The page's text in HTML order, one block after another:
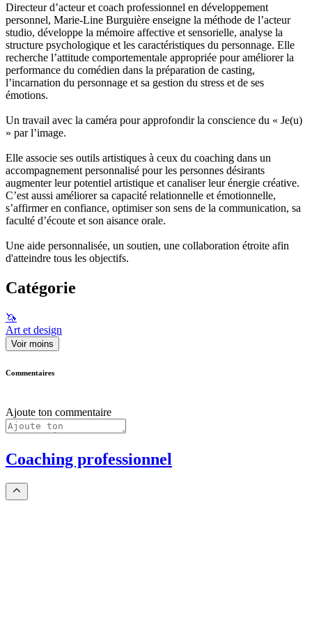
Directeur d’acteur et coach professionnel en développement
personnel, Marie-Line Burguière enseigne la méthode de l’acteur
studio, développe la mémoire affective et sensorielle, analyse la
structure psychologique et les caractéristiques du personnage. Elle
recherche l’attitude comportementale appropriée pour améliorer la
performance du comédien dans la préparation de casting,
l’incarnation du personnage et sa gestion du stress et de ses
émotions.
Un travail avec la caméra pour approfondir la conscience du « Je(u)
» par l’image.
Elle associe ses outils artistiques à ceux du coaching dans un
accompagnement personnalisé pour les personnes désirants
augmenter leur potentiel artistique et canaliser leur énergie créative.
C’est aussi améliorer sa capacité relationnelle et émotionnelle,
s’affirmer en confiance, optimiser son sens de la communication, sa
faculté d’écoute et son aisance orale.
Une aide personnalisée, un soutien, une collaboration étroite afin
d'atteindre tous les objectifs.
Catégorie
🦄
Art et design
Voir moins
Commentaires
Ajoute ton commentaire
Coaching professionnel